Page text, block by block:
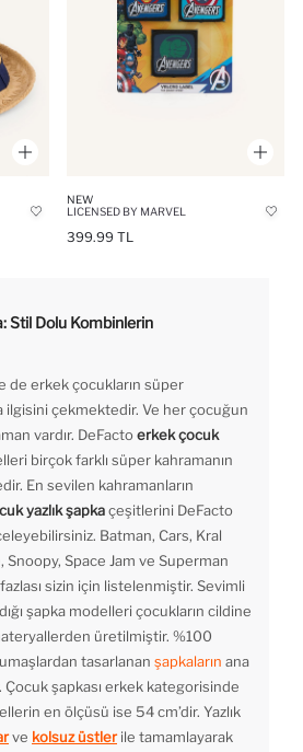
NEW
LICENSED BY MARVEL
399.99 TL
Stil Dolu Kombinlerin
de erkek çocukların süper
ilgisini çekmektedir. Ve her çocuğun
vardır. DeFactoerkek çocuk
birçok farklı süper kahramanın
En sevilen kahramanların
yazlık şapkaçeşitlerini DeFacto
Batman, Cars, Kral
Snoopy, Space Jam ve Superman
sizin için listelenmiştir. Sevimli
şapka modelleri çocukların cildine
üretilmiştir. %100
tasarlanan şapkaların ana
Çocuk şapkası erkek kategorisinde
en ölçüsü ise 54 cm’dir. Yazlık
ve kolsuz üstlerile tamamlayarak